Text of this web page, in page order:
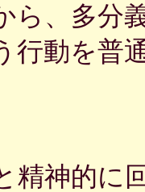
ら、多分
行動を普
精神的に